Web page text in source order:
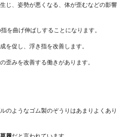
じ、姿勢が悪くなる、体が歪むなどの影響
を曲げ伸ばしすることになります。
を促し、浮き指を改善します。
歪みを改善する働きがあります。
のようなゴム製のぞうりはあまりよくあり